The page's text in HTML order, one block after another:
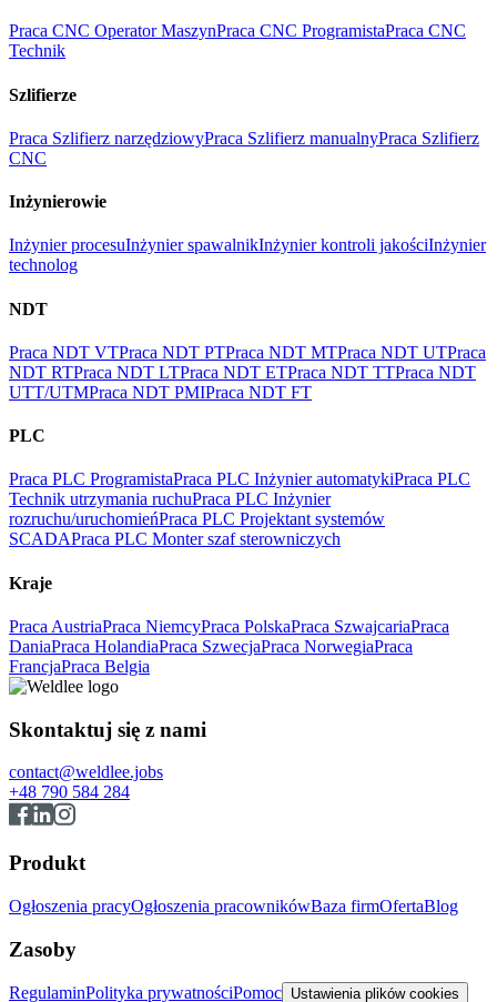
Praca CNC Operator MaszynPraca CNC ProgramistaPraca CNC
Technik
Szlifierze
Praca Szlifierz narzędziowyPraca Szlifierz manualnyPraca Szlifierz
CNC
Inżynierowie
Inżynier procesuInżynier spawalnikInżynier kontroli jakościInżynier
technolog
NDT
Praca NDT VTPraca NDT PTPraca NDT MTPraca NDT UTPraca
NDT RTPraca NDT LTPraca NDT ETPraca NDT TTPraca NDT
UTT/UTMPraca NDT PMIPraca NDT FT
PLC
Praca PLC ProgramistaPraca PLC Inżynier automatykiPraca PLC
Technik utrzymania ruchuPraca PLC Inżynier
rozruchu/uruchomieńPraca PLC Projektant systemów
SCADAPraca PLC Monter szaf sterowniczych
Kraje
Praca AustriaPraca NiemcyPraca PolskaPraca SzwajcariaPraca
DaniaPraca HolandiaPraca SzwecjaPraca NorwegiaPraca
FrancjaPraca Belgia
Skontaktuj się z nami
contact@weldlee.jobs
+48 790 584 284
Produkt
Ogłoszenia pracyOgłoszenia pracownikówBaza firmOfertaBlog
Zasoby
RegulaminPolityka prywatnościPomoc Ustawienia plików cookies